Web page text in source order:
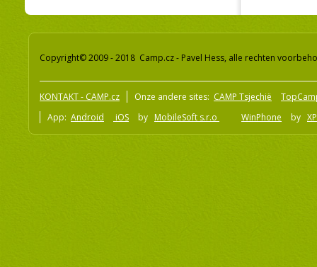
Copyright© 2009 - 2018 Camp.cz - Pavel Hess, alle rechten
KONTAKT - CAMP.cz Onze andere sites: CAMP Tsjechië
App: Android iOS by MobileSoft s.r.o WinPhone by